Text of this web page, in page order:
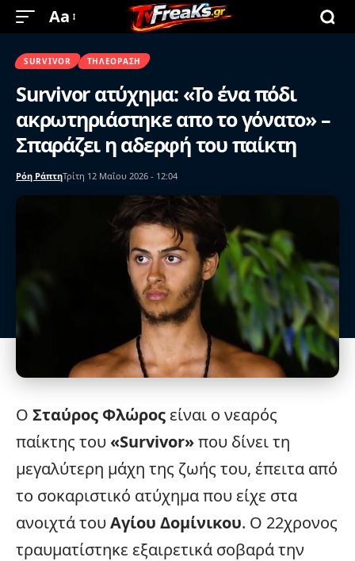
Aa
SURVIVOR ΤΗΛΕΌΡΑΣΗ
Survivor ατύχημα: «Το ένα πόδι
ακρωτηριάστηκε απο το γόνατο» –
Σπαράζει η αδερφή του παίκτη
Ρόη ΡάπτηΤρίτη 12 Μαΐου 2026 - 12:04
Ο Σταύρος Φλώρος είναι ο νεαρός
παίκτης του «Survivor»που δίνει τη
μεγαλύτερη μάχη της ζωής του, έπειτα από
το σοκαριστικό ατύχημαπου είχε στα
ανοιχτά τουΑγίου Δομίνικου. Ο 22χρονος
τραυματίστηκε εξαιρετικά σοβαρά την